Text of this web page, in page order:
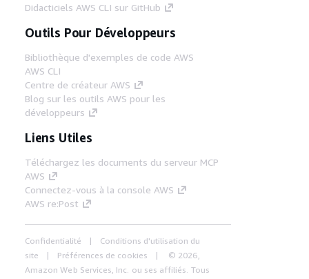
Didacticiels AWS CLI sur GitHub
Outils Pour Développeurs
Bibliothèque d'exemples de code AWS
AWS CLI
Centre de créateur AWS
Blog sur les outils AWS pour les
développeurs
Liens Utiles
Téléchargez les documents du serveur MCP
AWS
Connectez-vous à la console AWS
AWS re:Post
Confidentialité
Conditions d'utilisation du
site
Préférences de cookies
© 2026,
Amazon Web Services, Inc. ou ses affiliés. Tous